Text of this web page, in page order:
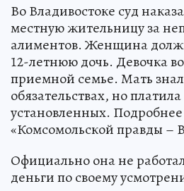
Во Владивостоке суд
местную жительницу за
алиментов. Женщина
12-летнюю дочь. Девочка
приемной семье. Мать
обязательствах, но
установленных.
«Комсомольской правды –
Официально она не
деньги по своему